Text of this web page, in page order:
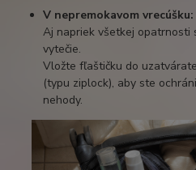
V nepremokavom vrecúšku:
Aj napriek všetkej opatrnosti
vytečie.
Vložte fľaštičku do
(typu ziplock), aby ste
nehody.